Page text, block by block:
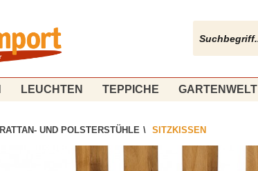
LEUCHTEN TEPPICHE GARTENWELT
RATTAN- UND POLSTERSTÜHLE \ SITZKISSEN